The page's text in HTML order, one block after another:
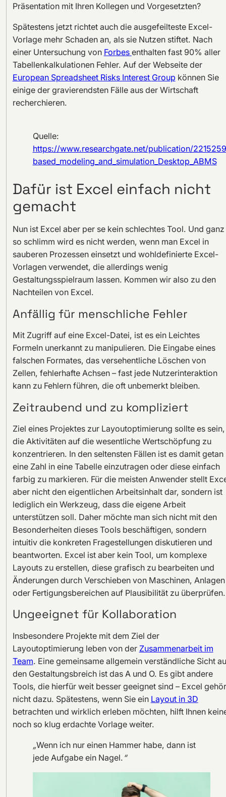
Präsentation mit Ihren Kollegen und Vorgesetzten?
Spätestens jetzt richtet auch die ausgefeilteste Excel-
Vorlage mehr Schaden an, als sie Nutzen stiftet. Nach
einer Untersuchung von Forbes enthalten fast 90% aller
Tabellenkalkulationen Fehler. Auf der Webseite der
European Spreadsheet Risks Interest Group können Sie
einige der gravierendsten Fälle aus der Wirtschaft
recherchieren.
Quelle:
https://www.researchgate.net/publication/
based_modeling_and_simulation_Desktop_ABMS
Dafür ist Excel einfach nicht
gemacht
Nun ist Excel aber per se kein schlechtes Tool. Und ganz
so schlimm wird es nicht werden, wenn man Excel in
sauberen Prozessen einsetzt und wohldefinierte Excel-
Vorlagen verwendet, die allerdings wenig
Gestaltungsspielraum lassen. Kommen wir also zu den
Nachteilen von Excel.
Anfällig für menschliche Fehler
Mit Zugriff auf eine Excel-Datei, ist es ein Leichtes
Formeln unerkannt zu manipulieren. Die Eingabe eines
falschen Formates, das versehentliche Löschen von
Zellen, fehlerhafte Achsen – fast jede Nutzerinteraktion
kann zu Fehlern führen, die oft unbemerkt bleiben.
Zeitraubend und zu kompliziert
Ziel eines Projektes zur Layoutoptimierung sollte es sein,
die Aktivitäten auf die wesentliche Wertschöpfung zu
konzentrieren. In den seltensten Fällen ist es damit getan
eine Zahl in eine Tabelle einzutragen oder diese einfach
farbig zu markieren. Für die meisten Anwender stellt
aber nicht den eigentlichen Arbeitsinhalt dar, sondern ist
lediglich ein Werkzeug, dass die eigene Arbeit
unterstützen soll. Daher möchte man sich nicht mit den
Besonderheiten dieses Tools beschäftigen, sondern
intuitiv die konkreten Fragestellungen diskutieren und
beantworten. Excel ist aber kein Tool, um komplexe
Layouts zu erstellen, diese grafisch zu bearbeiten und
Änderungen durch Verschieben von Maschinen, Anlagen
oder Fertigungsbereichen auf Plausibilität zu überprüfen.
Ungeeignet für Kollaboration
Insbesondere Projekte mit dem Ziel der
Layoutoptimierung leben von der Zusammenarbeit im
Team. Eine gemeinsame allgemein verständliche Sicht
den Gestaltungsbreich ist das A und O. Es gibt andere
Tools, die hierfür weit besser geeignet sind – Excel
nicht dazu. Spätestens, wenn Sie ein Layout in 3D
betrachten und wirklich erleben möchten, hilft Ihnen
noch so klug erdachte Vorlage weiter.
„Wenn ich nur einen Hammer habe, dann ist
jede Aufgabe ein Nagel. “